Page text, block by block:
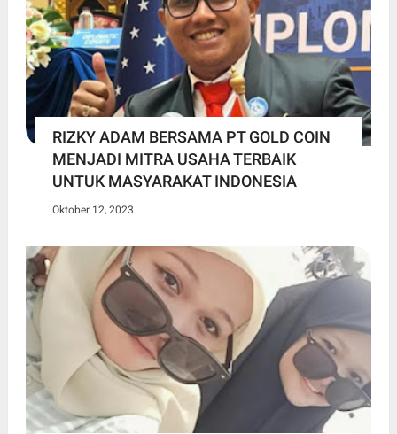
RIZKY ADAM BERSAMA PT GOLD COIN
MENJADI MITRA USAHA TERBAIK
UNTUK MASYARAKAT INDONESIA
Oktober 12, 2023